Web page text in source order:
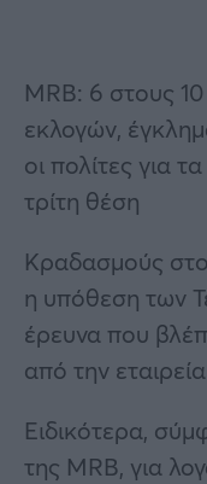
MRB: 6 στους
εκλογών,
οι πολίτες για
τρίτη θέση
Κραδασμούς
η υπόθεση των
έρευνα που
από την
Ειδικότερα,
της MRB, για